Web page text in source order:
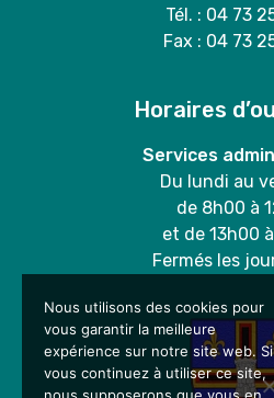
Tél. : 04 73
Fax : 04 73
Horaires
Services
Du lundi au
de 8h00 à
et de 13h00
Fermés les
Nous utilisons des cookies pour
vous garantir la meilleure
expérience sur notre site web. Si
vous continuez à utiliser ce site,